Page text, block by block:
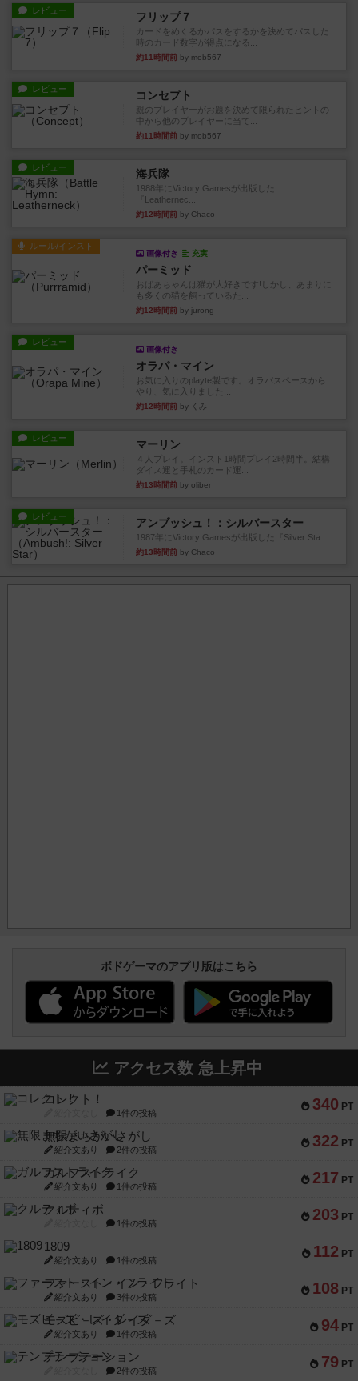
レビュー フリップ７
カードをめくるかパスをするかを決めてパスした
時のカード数字が得点になる...
約11時間前 by mob567
レビュー コンセプト
親のプレイヤーがお題を決めて限られたヒントの
中から他のプレイヤーに当て...
約11時間前 by mob567
レビュー 海兵隊
1988年にVictory Gamesが出版した
『Leathernec...
約12時間前 by Chaco
ルール/インスト
画像付き 充実
パーミッド
おばあちゃんは猫が大好きです!しかし、あまりに
も多くの猫を飼っているた...
約12時間前 by jurong
レビュー
画像付き
オラパ・マイン
お気に入りのplayte製です。オラパスペースから
やり、気に入りました...
約12時間前 by くみ
レビュー マーリン
４人プレイ。インスト1時間プレイ2時間半。結構
ダイス運と手札のカード運...
約13時間前 by oliber
レビュー アンブッシュ！：シルバースター
1987年にVictory Gamesが出版した『Silver Sta...
約13時間前 by Chaco
ボドゲーマのアプリ版はこちら
アクセス数 急上昇中
340 PT
コレクト！
1件の投稿
322 PT
無限まちがいさがし
紹介文あり 2件の投稿
217 PT
ガルフストライク
紹介文あり 1件の投稿
203 PT
クルティボ
1件の投稿
112 PT
1809
紹介文あり 1件の投稿
108 PT
ファースト・イン・フライト
紹介文あり 3件の投稿
94 PT
モズビ－ズ・レイダ－ズ
紹介文あり 1件の投稿
79 PT
テンプテーション
2件の投稿